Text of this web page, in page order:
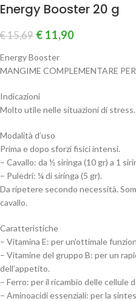
Energy Booster 20 g
€15,69 € 11,90
Energy Booster
MANGIME COMPLEMENTARE
Indicazioni
Molto utile nelle situazioni di stress.
Modalità d’uso
Prima e dopo sforzi fisici intensi.
– Cavallo: da ½ siringa (10 gr) a 1
– Puledri: ¼ di siringa (5 gr).
Da ripetere secondo necessità.
cavallo.
Caratteristiche
– Vitamina E: per un’ottimale
– Vitamine del gruppo B: per un
dell’appetito.
– Ferro: per il ricambio delle cellule
– Aminoacidi essenziali: per la